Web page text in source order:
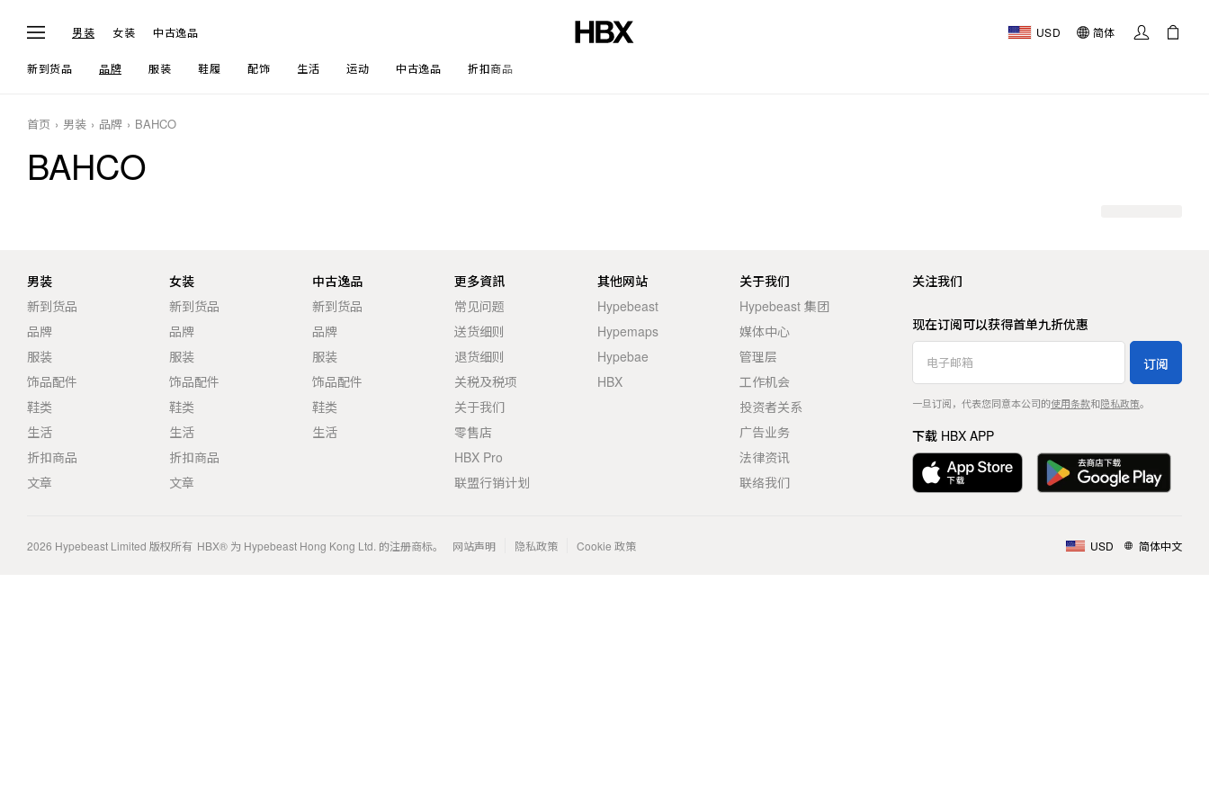
男装 女装 中古逸品 USD 简体
新到货品 品牌 服装 鞋履 配饰 生活 运动 中古逸品 折扣商品
首页 男装 品牌 BAHCO
BAHCO
男装
新到货品
品牌
服装
饰品配件
鞋类
生活
折扣商品
文章
女装
新到货品
品牌
服装
饰品配件
鞋类
生活
折扣商品
文章
中古逸品
新到货品
品牌
服装
饰品配件
鞋类
生活
更多資訊
常见问题
送货细则
退货细则
关税及税项
关于我们
零售店
HBX Pro
联盟行销计划
其他网站
Hypebeast
Hypemaps
Hypebae
HBX
关于我们
Hypebeast 集团
媒体中心
管理层
工作机会
投资者关系
广告业务
法律资讯
联络我们
关注我们
现在订阅可以获得首单九折优惠
订阅
一旦订阅，代表您同意本公司的使用条款和隐私政策。
下载 HBX APP
2026 Hypebeast Limited 版权所有 HBX® 为 Hypebeast Hong Kong Ltd. 的注册商标。 网站声明 隐私政策 Cookie 政策 USD 简体中文